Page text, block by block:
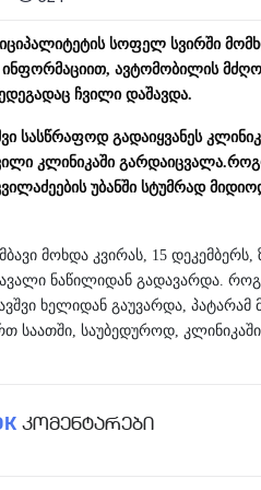
სო­ფელ სვირ­ში
ავ­ტო­მო­ბი­ლის
ჩვი­ლი და­შავ­და.
სას­წრა­ფოდ გა­და­იყ­ვა­ნეს
კლი­ნი­კა­ში
უბან­ში სტუმ­რად
მოხ­და კვი­რას, 15
ნა­წი­ლი­დან გა­და­ვარ­და.
ხე­ლი­დან გა­უ­ვარ­და, პა­ტა­რამ
სა­ათ­ში, სა­უ­ბე­დუ­როდ,
კომენტარები